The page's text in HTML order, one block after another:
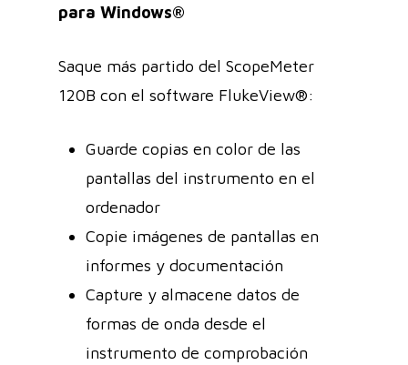
para Windows®
Saque más partido del ScopeMeter
120B con el software FlukeView®:
Guarde copias en color de las
pantallas del instrumento en el
ordenador
Copie imágenes de pantallas en
informes y documentación
Capture y almacene datos de
formas de onda desde el
instrumento de comprobación